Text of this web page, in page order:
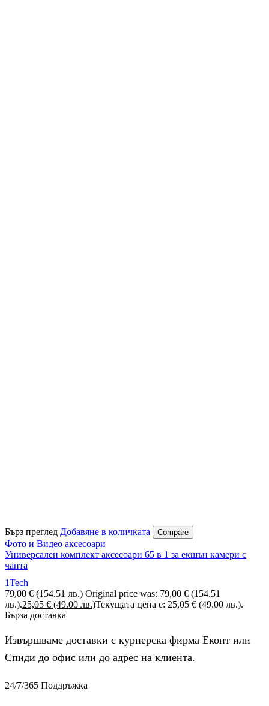
Бърз преглед Добавяне в количката Compare
Фото и Видео аксесоари
Универсален комплект аксесоари 65 в 1 за екшън камери с
чанта
1Tech
79,00€ (154.51 лв.) Original price was: 79,00 € (154.51
лв.).25,05 € (49.00 лв.)Текущата цена е: 25,05 € (49.00 лв.).
Бърза доставка
Извършваме доставки с куриерска фирма Еконт или
Спиди до офис или до адрес на клиента.
24/7/365 Поддръжка